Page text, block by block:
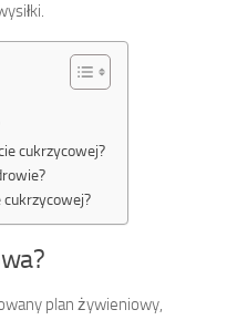
cukrzycowej?
cukrzycowej?
plan żywieniowy,